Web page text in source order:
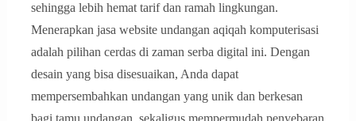
sehingga lebih hemat tarif dan ramah lingkungan.
Menerapkan jasa website undangan aqiqah komputerisasi
adalah pilihan cerdas di zaman serba digital ini. Dengan
desain yang bisa disesuaikan, Anda dapat
mempersembahkan undangan yang unik dan berkesan